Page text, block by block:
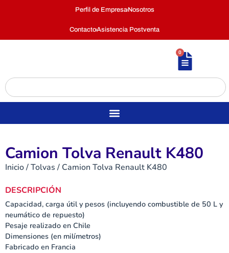
Perfil de EmpresaNosotros
ContactoAsistencia Postventa
0
Camion Tolva Renault K480
Inicio/Tolvas / Camion Tolva Renault K480
DESCRIPCIÓN
Capacidad, carga útil y pesos (incluyendo combustible de 50 L y
neumático de repuesto)
Pesaje realizado en Chile
Dimensiones (en milímetros)
Fabricado en Francia